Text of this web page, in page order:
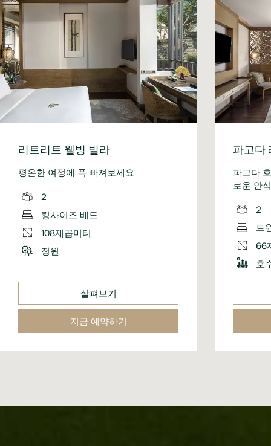
리트리트 웰빙 빌라
평온한 여정에 푹 빠져보세요
2
킹사이즈 베드
108제곱미터
정원
살펴보기
지금 예약하기
파고다
파고다
로운 안
2
트
66
호